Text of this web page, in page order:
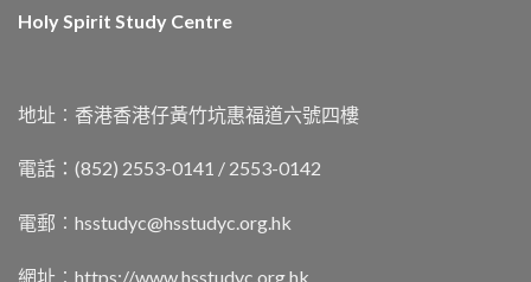
Holy Spirit Study Centre
地址︰香港香港仔黃竹坑惠福道六號四樓
電話：(852) 2553-0141 / 2553-0142
電郵︰ hsstudyc@hsstudyc.org.hk
網址︰ https://www.hsstudyc.org.hk